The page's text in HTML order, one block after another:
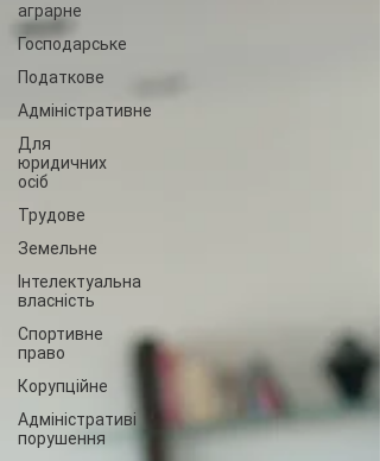
аграрне
Господарське
Податкове
Адміністративне
Для
юридичних
осіб
Трудове
Земельне
Інтелектуальна
власність
Спортивне
право
Корупційне
Адміністративі
порушення